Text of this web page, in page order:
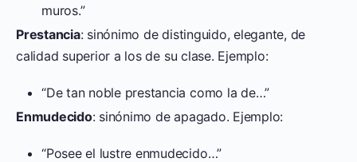
muros.”
Prestancia: sinónimo de distinguido, elegante, de
calidad superior a los de su clase. Ejemplo:
“De tan noble prestancia como la de…”
Enmudecido: sinónimo de apagado. Ejemplo:
“Posee el lustre enmudecido…”